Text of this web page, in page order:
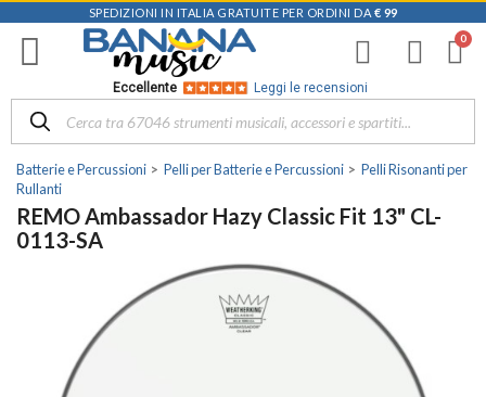
SPEDIZIONI IN ITALIA GRATUITE PER ORDINI DA € 99
Eccellente Leggi le recensioni
Batterie e Percussioni Pelli per Batterie e Percussioni
Pelli Risonanti per
Rullanti
REMO Ambassador Hazy Classic Fit 13" CL-
0113-SA